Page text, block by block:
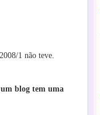
1 não teve.
blog tem uma